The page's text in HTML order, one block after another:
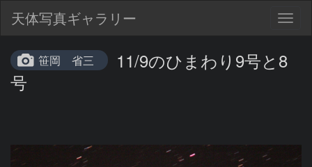
天体写真ギャラリー
笹岡 省三
11/9のひまわり9号と8
号